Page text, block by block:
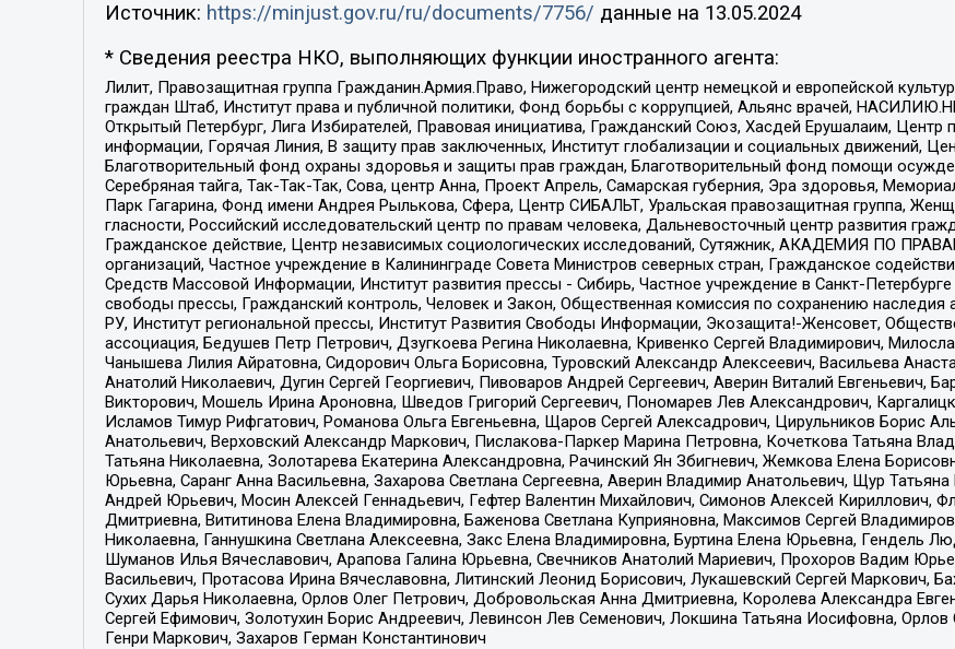
Источник: https://minjust.gov.ru/ru/documents/7756/ данные на 13.05.2024
* Сведения реестра НКО, выполняющих функции иностранного агента:
Лилит, Правозащитная группа Гражданин.Армия.Право, Нижегородский центр немецкой и европейской
граждан Штаб, Институт права и публичной политики, Фонд борьбы с коррупцией, Альянс врачей,
Открытый Петербург, Лига Избирателей, Правовая инициатива, Гражданский Союз, Хасдей Ерушалаим,
информации, Горячая Линия, В защиту прав заключенных, Институт глобализации и социальных движений,
Благотворительный фонд охраны здоровья и защиты прав граждан, Благотворительный фонд помощи
Серебряная тайга, Так-Так-Так, Сова, центр Анна, Проект Апрель, Самарская губерния, Эра здоровья,
Парк Гагарина, Фонд имени Андрея Рылькова, Сфера, Центр СИБАЛЬТ, Уральская правозащитная группа,
гласности, Российский исследовательский центр по правам человека, Дальневосточный центр развития
Гражданское действие, Центр независимых социологических исследований, Сутяжник, АКАДЕМИЯ ПО
организаций, Частное учреждение в Калининграде Совета Министров северных стран, Гражданское
Средств Массовой Информации, Институт развития прессы - Сибирь, Частное учреждение в Санкт-
свободы прессы, Гражданский контроль, Человек и Закон, Общественная комиссия по сохранению
РУ, Институт региональной прессы, Институт Развития Свободы Информации, Экозащита!-Женсовет,
ассоциация, Бедушев Петр Петрович, Дзугкоева Регина Николаевна, Кривенко Сергей Владимирович,
Чанышева Лилия Айратовна, Сидорович Ольга Борисовна, Туровский Александр Алексеевич, Васильева
Анатолий Николаевич, Дугин Сергей Георгиевич, Пивоваров Андрей Сергеевич, Аверин Виталий Евгеньевич,
Викторович, Мошель Ирина Ароновна, Шведов Григорий Сергеевич, Пономарев Лев Александрович,
Исламов Тимур Рифгатович, Романова Ольга Евгеньевна, Щаров Сергей Алексадрович, Цирульников Борис
Анатольевич, Верховский Александр Маркович, Пислакова-Паркер Марина Петровна, Кочеткова Татьяна
Татьяна Николаевна, Золотарева Екатерина Александровна, Рачинский Ян Збигневич, Жемкова Елена
Юрьевна, Саранг Анна Васильевна, Захарова Светлана Сергеевна, Аверин Владимир Анатольевич, Щур
Андрей Юрьевич, Мосин Алексей Геннадьевич, Гефтер Валентин Михайлович, Симонов Алексей Кириллович,
Дмитриевна, Вититинова Елена Владимировна, Баженова Светлана Куприяновна, Максимов Сергей
Николаевна, Ганнушкина Светлана Алексеевна, Закс Елена Владимировна, Буртина Елена Юрьевна, Гендель
Шуманов Илья Вячеславович, Арапова Галина Юрьевна, Свечников Анатолий Мариевич, Прохоров Вадим
Васильевич, Протасова Ирина Вячеславовна, Литинский Леонид Борисович, Лукашевский Сергей Маркович,
Сухих Дарья Николаевна, Орлов Олег Петрович, Добровольская Анна Дмитриевна, Королева Александра
Сергей Ефимович, Золотухин Борис Андреевич, Левинсон Лев Семенович, Локшина Татьяна Иосифовна,
Генри Маркович, Захаров Герман Константинович